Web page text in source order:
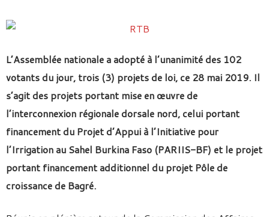
L’Assemblée nationale a adopté à l’unanimité des 102
votants du jour, trois (3) projets de loi, ce 28 mai 2019. Il
s’agit des projets portant mise en œuvre de
l’interconnexion régionale dorsale nord, celui portant
financement du Projet d’Appui à l’Initiative pour
l’Irrigation au Sahel Burkina Faso (PARIIS-BF) et le projet
portant financement additionnel du projet Pôle de
croissance de Bagré.